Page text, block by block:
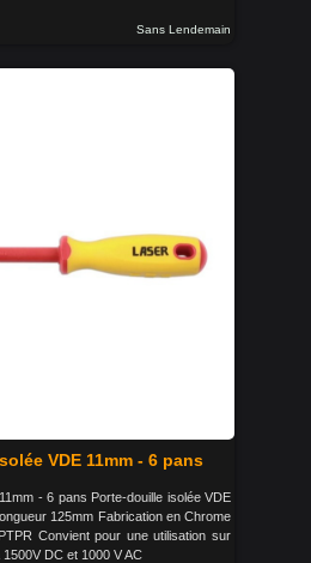
Sans Lendemain
VDE 11mm - 6 pans
- 6 pans Porte-douille isolée VDE
125mm Fabrication en Chrome
Convient pour une utilisation sur
DC et 1000 V AC